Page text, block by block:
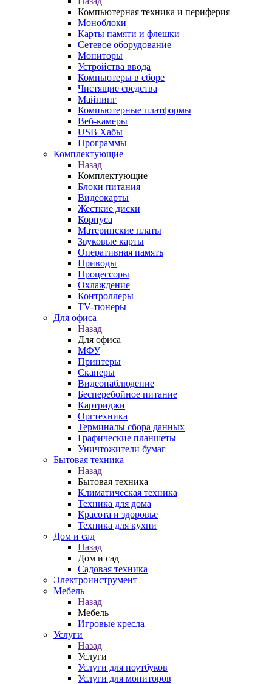
Компьютерная техника и периферия
Моноблоки
Карты памяти и флешки
Сетевое оборудование
Мониторы
Устройства ввода
Компьютеры в сборе
Чистящие средства
Майнинг
Компьютерные платформы
Веб-камеры
USB Хабы
Программы
Комплектующие
Назад
Комплектующие
Блоки питания
Видеокарты
Жесткие диски
Корпуса
Материнские платы
Звуковые карты
Оперативная память
Приводы
Процессоры
Охлаждение
Контроллеры
TV-тюнеры
Для офиса
Назад
Для офиса
МФУ
Принтеры
Сканеры
Видеонаблюдение
Бесперебойное питание
Картриджи
Оргтехника
Терминалы сбора данных
Графические планшеты
Уничтожители бумаг
Бытовая техника
Назад
Бытовая техника
Климатическая техника
Техника для дома
Красота и здоровье
Техника для кухни
Дом и сад
Назад
Дом и сад
Садовая техника
Электроинструмент
Мебель
Назад
Мебель
Игровые кресла
Услуги
Назад
Услуги
Услуги для ноутбуков
Услуги для мониторов